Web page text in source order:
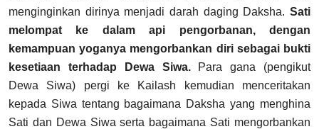
menginginkan dirinya menjadi darah daging Daksha. Sati
melompat ke dalam api pengorbanan, dengan
kemampuan yoganya mengorbankan diri sebagai bukti
kesetiaan terhadap Dewa Siwa. Para gana (pengikut
Dewa Siwa) pergi ke Kailash kemudian menceritakan
kepada Siwa tentang bagaimana Daksha yang menghina
Sati dan Dewa Siwa serta bagaimana Sati mengorbankan